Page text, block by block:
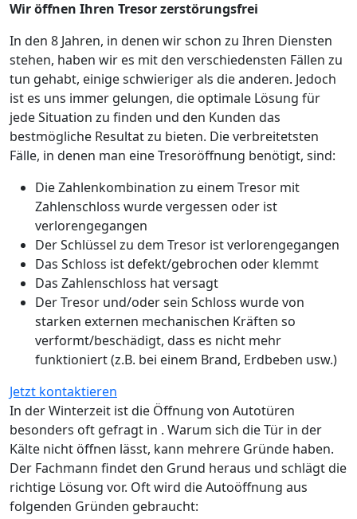
Wir öffnen Ihren Tresor zerstörungsfrei
In den 8 Jahren, in denen wir schon zu Ihren Diensten
stehen, haben wir es mit den verschiedensten Fällen zu
tun gehabt, einige schwieriger als die anderen. Jedoch
ist es uns immer gelungen, die optimale Lösung für
jede Situation zu finden und den Kunden das
bestmögliche Resultat zu bieten. Die verbreitetsten
Fälle, in denen man eine Tresoröffnung benötigt, sind:
Die Zahlenkombination zu einem Tresor mit
Zahlenschloss wurde vergessen oder ist
verlorengegangen
Der Schlüssel zu dem Tresor ist verlorengegangen
Das Schloss ist defekt/gebrochen oder klemmt
Das Zahlenschloss hat versagt
Der Tresor und/oder sein Schloss wurde von
starken externen mechanischen Kräften so
verformt/beschädigt, dass es nicht mehr
funktioniert (z.B. bei einem Brand, Erdbeben usw.)
Jetzt kontaktieren
In der Winterzeit ist die Öffnung von Autotüren
besonders oft gefragt in . Warum sich die Tür in der
Kälte nicht öffnen lässt, kann mehrere Gründe haben.
Der Fachmann findet den Grund heraus und schlägt die
richtige Lösung vor. Oft wird die Autoöffnung aus
folgenden Gründen gebraucht: